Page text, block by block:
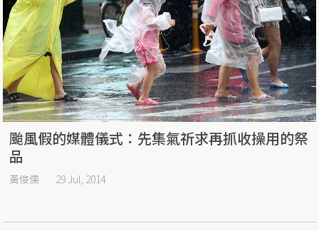
颱風假的媒體儀式：先集氣祈求再抓收操用的祭
品
黃俊儒 29 Jul, 2014